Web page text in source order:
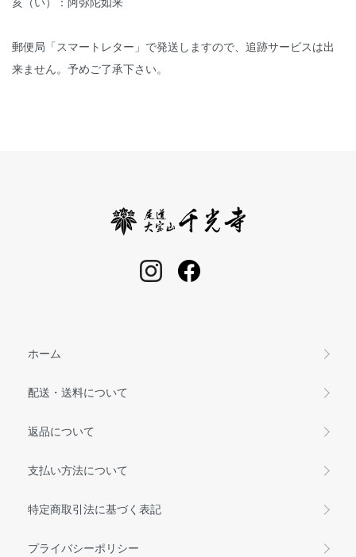
郵便局「スマートレター」で発送しますので、追跡サービスは出
来ません。予めご了承下さい。
ホーム
配送・送料について
返品について
支払い方法について
特定商取引法に基づく表記
プライバシーポリシー